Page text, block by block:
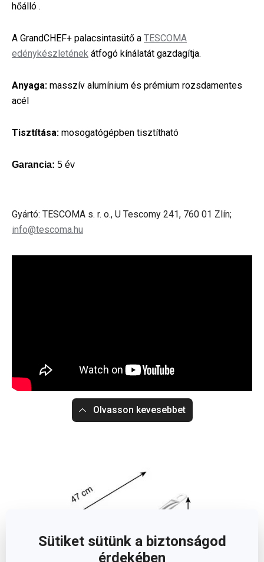
Sütiket sütünk a biztonságod
érdekében
hőálló .
A GrandCHEF+ palacsintasütő a TESCOMA
edénykészletének átfogó kínálatát gazdagítja.
Anyaga: masszív alumínium és prémium rozsdamentes
acél
Tisztítása: mosogatógépben tisztítható
Garancia: 5 év
Gyártó: TESCOMA s. r. o., U Tescomy 241, 760 01 Zlín;
info@tescoma.hu
Olvasson kevesebbet